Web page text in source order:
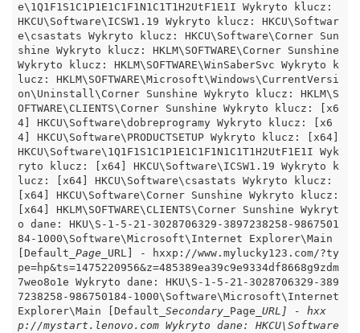
e\1Q1F1S1C1P1E1C1F1N1C1T1H2UtF1E1I Wykryto klucz:
HKCU\Software\ICSW1.19 Wykryto klucz: HKCU\Softwar
e\csastats Wykryto klucz: HKCU\Software\Corner Sun
shine Wykryto klucz: HKLM\SOFTWARE\Corner Sunshine
Wykryto klucz: HKLM\SOFTWARE\WinSaberSvc Wykryto k
lucz: HKLM\SOFTWARE\Microsoft\Windows\CurrentVersi
on\Uninstall\Corner Sunshine Wykryto klucz: HKLM\S
OFTWARE\CLIENTS\Corner Sunshine Wykryto klucz: [x6
4] HKCU\Software\dobreprogramy Wykryto klucz: [x6
4] HKCU\Software\PRODUCTSETUP Wykryto klucz: [x64]
HKCU\Software\1Q1F1S1C1P1E1C1F1N1C1T1H2UtF1E1I Wyk
ryto klucz: [x64] HKCU\Software\ICSW1.19 Wykryto k
lucz: [x64] HKCU\Software\csastats Wykryto klucz:
[x64] HKCU\Software\Corner Sunshine Wykryto klucz:
[x64] HKLM\SOFTWARE\CLIENTS\Corner Sunshine Wykryt
o dane: HKU\S-1-5-21-3028706329-3897238258-9867501
84-1000\Software\Microsoft\Internet Explorer\Main
[Default _Page_ URL] - hxxp://www.mylucky123.com/?ty
pe=hp&ts=1475220956&z=485389ea39c9e9334df8668g9zdm
7weo8o1e Wykryto dane: HKU\S-1-5-21-3028706329-389
7238258-986750184-1000\Software\Microsoft\Internet
Explorer\Main [Default _Secondary_ Page _URL] - hxx
p://mystart.lenovo.com Wykryto dane: HKCU\Software